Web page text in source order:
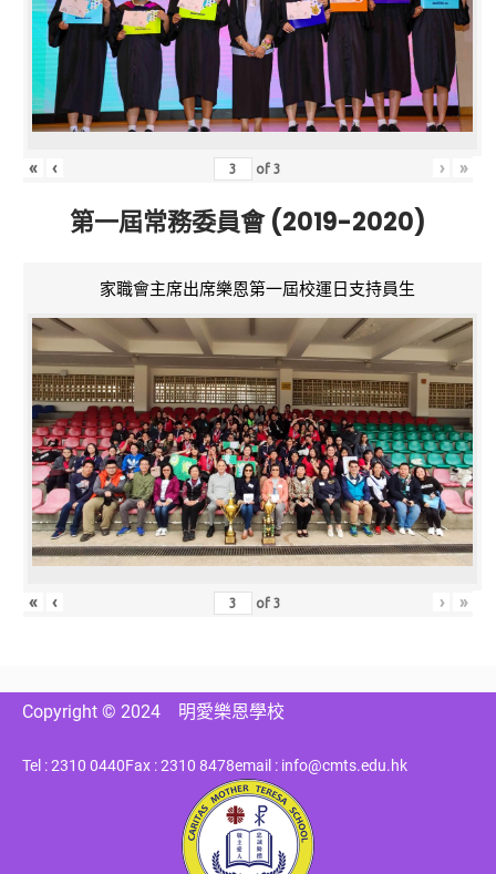
« ‹ of3 › »
第一屆常務委員會 (2019-2020)
家職會主席出席樂恩第一屆校運日支持員生
« ‹ of3 › »
Copyright © 2024 明愛樂恩學校
Tel : 2310 0440Fax : 2310 8478email : info@cmts.edu.hk